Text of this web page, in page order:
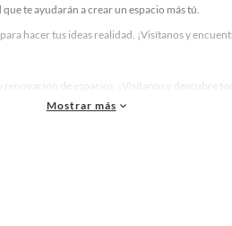
te ayudarán a crear un espacio más tú.
hacer tus ideas realidad. ¡Visítanos y
de espacios. ¡Visítanos y descubre
todo lo necesario para tus proyectos
Mostrar más